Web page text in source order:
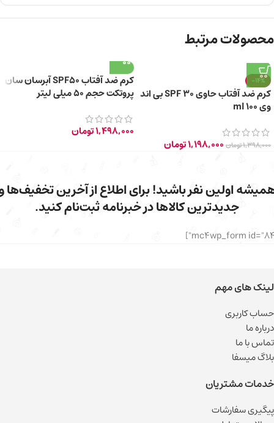
محصولات مرتبط
-14%
کرم ضد آفتاب حاوی SPF 30 بی اند
وی 100 ml
1,398,000تومان 1,198,000تومان
کرم ضد آفتاب SPF50 آبرسان سان
پروتکت حجم 50 میلی لیتر
1,498,000تومان
اولین نفر باشید! برای اطلاع از آخرین تخفیف‌ها
جدیدترین کالاها در خبرنامه ثبت‌نام کنید.
لینک های مهم
حساب کاربری
درباره ما
تماس با ما
بلاگ میسفا
خدمات مشتریان
پیگیری سفارشات